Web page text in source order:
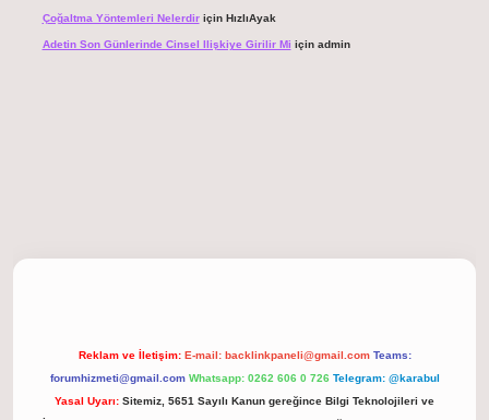
Çoğaltma Yöntemleri Nelerdiriçin HızlıAyak
Adetin Son Günlerinde Cinsel Ilişkiye Girilir Mi için admin
Reklam ve İletişim: E-mail: backlinkpaneli@gmail.com Teams:
forumhizmeti@gmail.com Whatsapp: 0262 606 0 726 Telegram: @karabul
Yasal Uyarı: Sitemiz, 5651 Sayılı Kanun gereğince Bilgi Teknolojileri ve